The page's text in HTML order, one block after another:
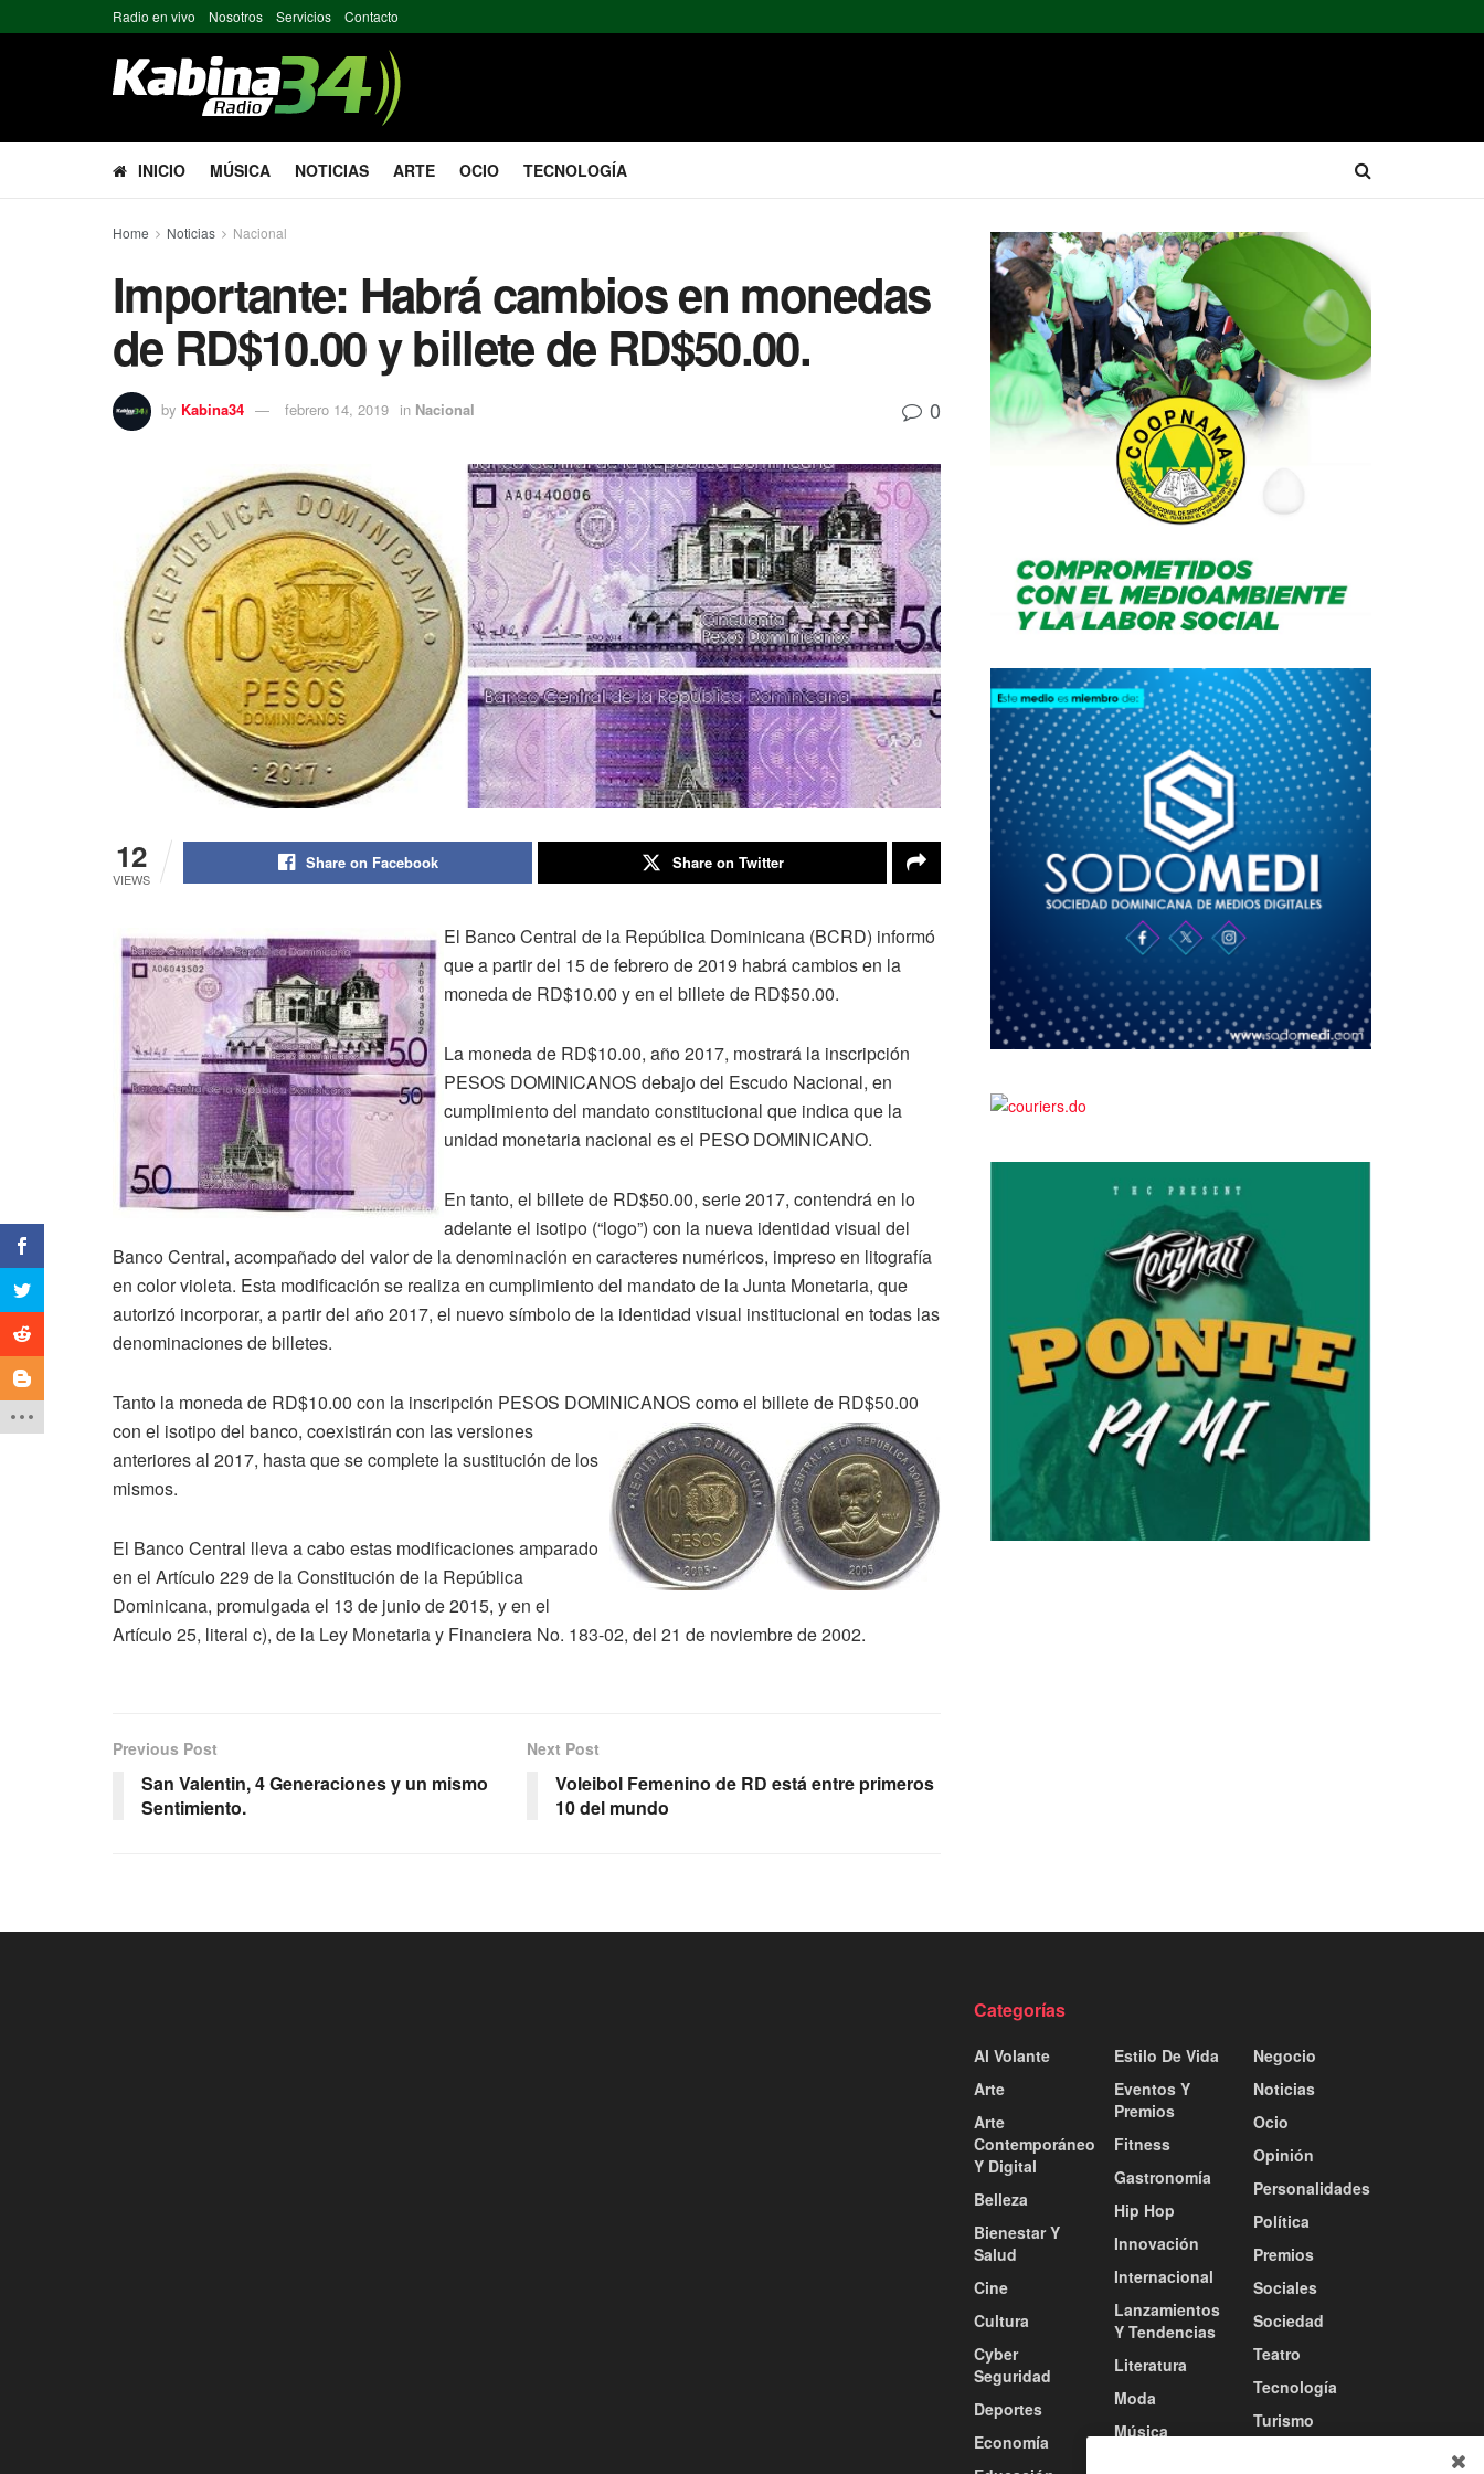
Radio en vivo Nosotros Servicios Contacto
INICIO MÚSICA NOTICIAS ARTE OCIO TECNOLOGÍA
Home Noticias Nacional
Importante: Habrá cambios en monedas
de RD$10.00 y billete de RD$50.00.
by Kabina34 febrero 14, 2019 in Nacional 0
12
VIEWS
Share on Facebook Share on Twitter
El Banco Central de la República Dominicana (BCRD) informó
que a partir del 15 de febrero de 2019 habrá cambios en la
moneda de RD$10.00 y en el billete de RD$50.00.
La moneda de RD$10.00, año 2017, mostrará la inscripción
PESOS DOMINICANOS debajo del Escudo Nacional, en
cumplimiento del mandato constitucional que indica que la
unidad monetaria nacional es el PESO DOMINICANO.
En tanto, el billete de RD$50.00, serie 2017, contendrá en lo
adelante el isotipo (“logo”) con la nueva identidad visual del
Banco Central, acompañado del valor de la denominación en caracteres numéricos, impreso en litografía
en color violeta. Esta modificación se realiza en cumplimiento del mandato de la Junta Monetaria, que
autorizó incorporar, a partir del año 2017, el nuevo símbolo de la identidad visual institucional en todas las
denominaciones de billetes.
Tanto la moneda de RD$10.00 con la inscripción PESOS DOMINICANOS como el billete de RD$50.00
con el isotipodel banco, coexistirán con las versiones
anteriores al 2017, hasta que se complete la sustitución de los
mismos.
El Banco Central lleva a cabo estas modificaciones amparado
en el Artículo 229 de la Constitución de la República
Dominicana, promulgada el 13 de junio de 2015, y en el
Artículo 25, literal c), de la Ley Monetaria y Financiera No. 183-02, del 21 de noviembre de 2002.
Previous Post
San Valentin, 4 Generaciones y un mismo
Sentimiento.
Next Post
Voleibol Femenino de RD está entre primeros
10 del mundo
Categorías
Al Volante
Arte
Arte
Contemporáneo
Y Digital
Belleza
Bienestar Y
Salud
Cine
Cultura
Cyber
Seguridad
Deportes
Economía
Estilo De Vida
Eventos Y
Premios
Fitness
Gastronomía
Hip Hop
Innovación
Internacional
Lanzamientos
Y Tendencias
Literatura
Moda
Música
Negocio
Noticias
Ocio
Opinión
Personalidades
Política
Premios
Sociales
Sociedad
Teatro
Tecnología
Turismo